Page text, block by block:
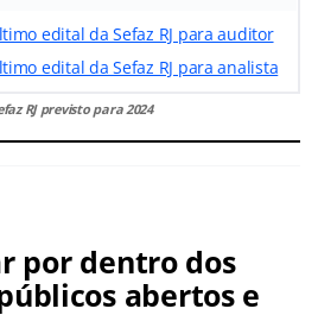
edital da Sefaz RJ para auditor
edital da Sefaz RJ para analista
RJ previsto para 2024
por dentro dos
abertos e